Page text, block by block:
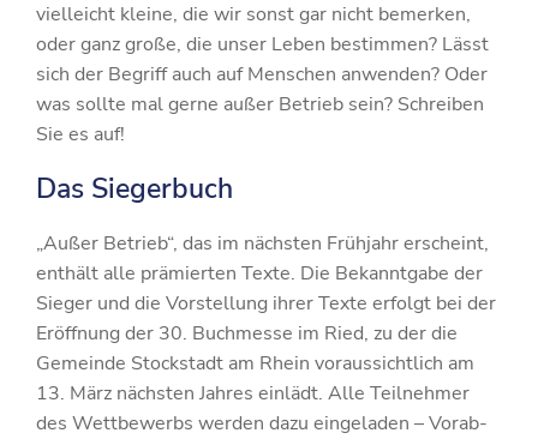
vielleicht kleine, die wir sonst gar nicht bemerken,
oder ganz große, die unser Leben bestimmen? Lässt
sich der Begriff auch auf Menschen anwenden? Oder
was sollte mal gerne außer Betrieb sein? Schreiben
Sie es auf!
Das Siegerbuch
„Außer Betrieb“, das im nächsten Frühjahr erscheint,
enthält alle prämierten Texte. Die Bekanntgabe der
Sieger und die Vorstellung ihrer Texte erfolgt bei der
Eröffnung der 30. Buchmesse im Ried, zu der die
Gemeinde Stockstadt am Rhein voraussichtlich am
13. März nächsten Jahres einlädt. Alle Teilnehmer
des Wettbewerbs werden dazu eingeladen – Vorab-